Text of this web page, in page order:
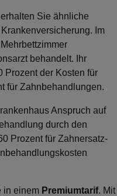
erhalten Sie ähnliche
Im
behandelt. Ihr
Prozent der Kosten für
für Zahnbehandlungen.
Anspruch auf
durch den
Prozent für Zahnersatz-
in einem Premiumtarif. Mit